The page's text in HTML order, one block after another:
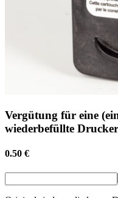
Vergütung für eine
wiederbefüllte
0.50 €